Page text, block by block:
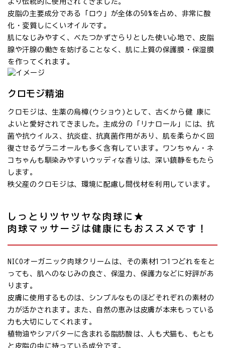
皮脂の主要成分である「ロウ」が全体の50%を占め、非常に酸
化・変質しにくいオイルです。
肌になじみやすく、ベたつかずさらりとした使い心地で、皮脂
腺や汗腺の働きを妨げることなく、肌に上質の保護膜・保湿膜
を作ってくれます。
クロモジ精油
クロモジは、生薬の烏樟(ウショウ)として、古くから健 康に
よいと愛好されてきました。主成分の「リナロール」には、抗
菌や抗ウイルス、抗炎症、抗真菌作用があり、肌を柔らかく回
復させるゲラニオールも多く含有しています。ワンちゃん・ネ
コちゃんも馴染みやすいウッディな香りは、深い鎮静をもたら
します。
秩父産のクロモジは、環境に配慮し間伐材を利用しています。
しっとりツヤツヤな肉球に★
肉球マッサージは健康にもおススメです！
NICOオーガニック肉球クリームは、その素材1つ1つどれををと
っても、肌へのなじみの良さ、保湿力、保護力などに好評があ
ります。
皮膚に使用するものは、シンプルなものほどそれぞれの素材の
力が活かされます。また、自然の恵みは皮膚が本来もっている
力も大切にしてくれます。
植物油やシアバターに含まれる脂肪酸は、人も犬猫も、もとも
と皮脂の中に持っている成分です。